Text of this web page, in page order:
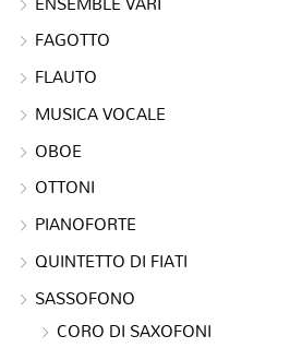
FAGOTTO
FLAUTO
MUSICA VOCALE
OBOE
OTTONI
PIANOFORTE
QUINTETTO DI FIATI
SASSOFONO
CORO DI SAXOFONI